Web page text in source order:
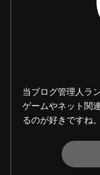
当ブログ管理人ラ
ゲームやネット関
るのが好きですね。